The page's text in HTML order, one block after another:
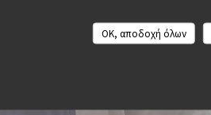
OK, αποδοχή όλων